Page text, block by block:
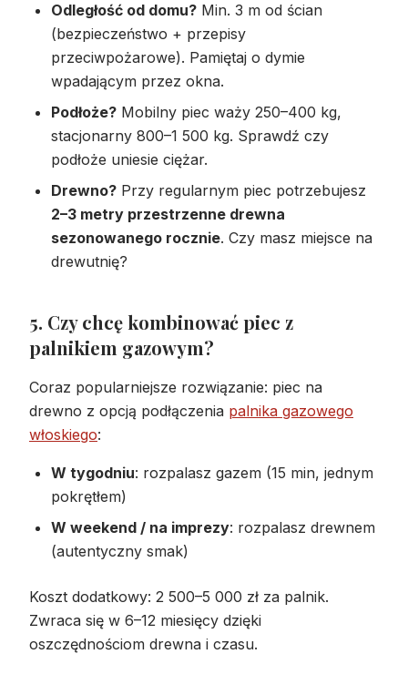
Odległość od domu? Min. 3 m od ścian
(bezpieczeństwo + przepisy
przeciwpożarowe). Pamiętaj o dymie
wpadającym przez okna.
Podłoże? Mobilny piec waży 250–400 kg,
stacjonarny 800–1 500 kg. Sprawdź czy
podłoże uniesie ciężar.
Drewno? Przy regularnym piec potrzebujesz
2–3 metry przestrzenne drewna
sezonowanego rocznie. Czy masz miejsce na
drewutnię?
5. Czy chcę kombinować piec z
palnikiem gazowym?
Coraz popularniejsze rozwiązanie: piec na
drewno z opcją podłączenia palnika gazowego
włoskiego:
W tygodniu: rozpalasz gazem (15 min, jednym
pokrętłem)
W weekend / na imprezy: rozpalasz drewnem
(autentyczny smak)
Koszt dodatkowy: 2 500–5 000 zł za palnik.
Zwraca się w 6–12 miesięcy dzięki
oszczędnościom drewna i czasu.